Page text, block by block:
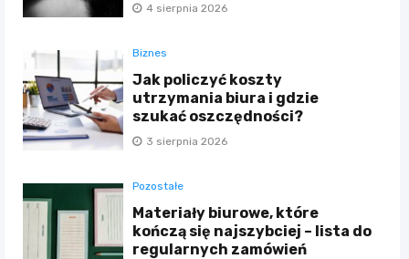
4 sierpnia 2026
Biznes
Jak policzyć koszty
utrzymania biura i gdzie
szukać oszczędności?
3 sierpnia 2026
Pozostałe
Materiały biurowe, które
kończą się najszybciej – lista do
regularnych zamówień